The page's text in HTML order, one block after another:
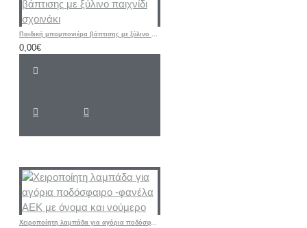
Παιδική μπομπονιέρα βάπτισης με ξύλινο παιχνίδι σχοινάκι
0,00€
Χειροποίητη λαμπάδα για αγόρια ποδόσφαιρο -φανέλα ΑΕΚ με όνομα και νούμερο